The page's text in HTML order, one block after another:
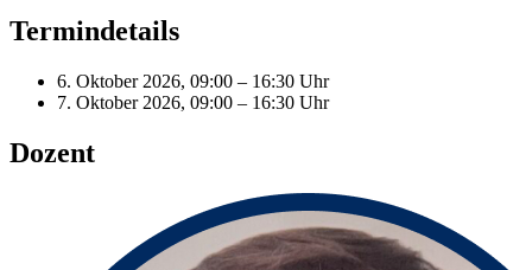
Termindetails
6. Oktober 2026, 09:00 – 16:30 Uhr
7. Oktober 2026, 09:00 – 16:30 Uhr
Dozent